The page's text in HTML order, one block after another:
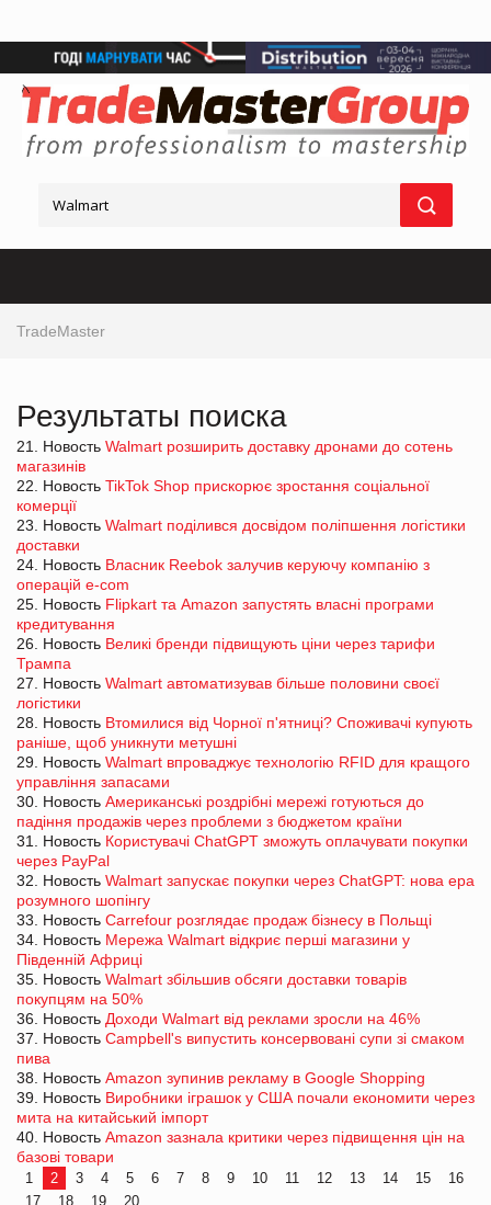
TradeMaster
Результаты поиска
21. Новость Walmart розширить доставку дронами до сотень
магазинів
22. Новость TikTok Shop прискорює зростання соціальної
комерції
23. Новость Walmart поділився досвідом поліпшення логістики
доставки
24. Новость Власник Reebok залучив керуючу компанію з
операцій e-com
25. Новость Flipkart та Amazon запустять власні програми
кредитування
26. Новость Великі бренди підвищують ціни через тарифи
Трампа
27. Новость Walmart автоматизував більше половини своєї
логістики
28. Новость Втомилися від Чорної п'ятниці? Споживачі купують
раніше, щоб уникнути метушні
29. Новость Walmart впроваджує технологію RFID для кращого
управління запасами
30. Новость Американські роздрібні мережі готуються до
падіння продажів через проблеми з бюджетом країни
31. Новость Користувачі ChatGPT зможуть оплачувати покупки
через PayPal
32. Новость Walmart запускає покупки через ChatGPT: нова ера
розумного шопінгу
33. Новость Carrefour розглядає продаж бізнесу в Польщі
34. Новость Мережа Walmart відкриє перші магазини у
Південній Африці
35. Новость Walmart збільшив обсяги доставки товарів
покупцям на 50%
36. Новость Доходи Walmart від реклами зросли на 46%
37. Новость Campbell's випустить консервовані супи зі смаком
пива
38. Новость Amazon зупинив рекламу в Google Shopping
39. Новость Виробники іграшок у США почали економити через
мита на китайський імпорт
40. Новость Amazon зазнала критики через підвищення цін на
базові товари
1 2 3 4 5 6 7 8 9 10 11 12 13 14 15
16
17
18 19 20